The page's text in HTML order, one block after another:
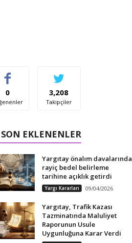
0 3,208
Takipçiler
EKLENENLER
Yargıtay önalım davalarında
rayiç bedel belirleme
tarihine açıklık getirdi
Yargı Kararları 09/04/2026
Yargıtay, Trafik Kazası
Tazminatında Maluliyet
Raporunun Usule
Uygunluğuna Karar Verdi